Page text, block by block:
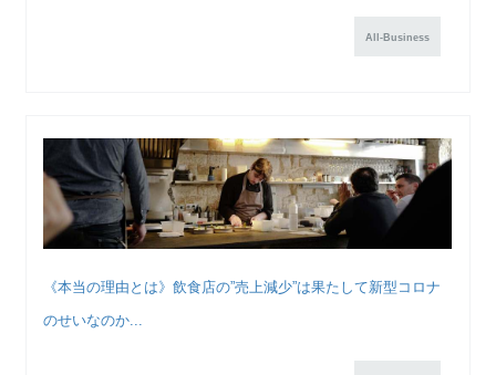
All-Business
《本当の理由とは》飲食店の”売上減少”は果たして新型コロナ
のせいなのか...